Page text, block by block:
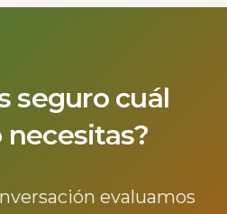
seguro cuál
necesitas?
evaluamos